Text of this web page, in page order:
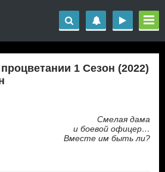
1 Сезон (2022)
Смелая дама
и боевой офицер…
Вместе им быть ли?